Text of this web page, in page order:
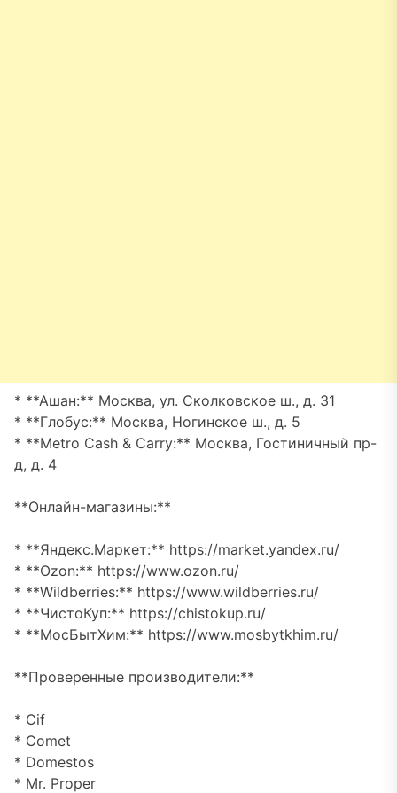
* **Ашан:** Москва, ул. Сколковское ш., д. 31
* **Глобус:** Москва, Ногинское ш., д. 5
* **Metro Cash & Carry:** Москва, Гостиничный пр-
д, д. 4
**Онлайн-магазины:**
* **Яндекс.Маркет:** https://market.yandex.ru/
* **Ozon:** https://www.ozon.ru/
* **Wildberries:** https://www.wildberries.ru/
* **ЧистоКуп:** https://chistokup.ru/
* **МосБытХим:** https://www.mosbytkhim.ru/
**Проверенные производители:**
* Cif
* Comet
* Domestos
* Mr. Proper